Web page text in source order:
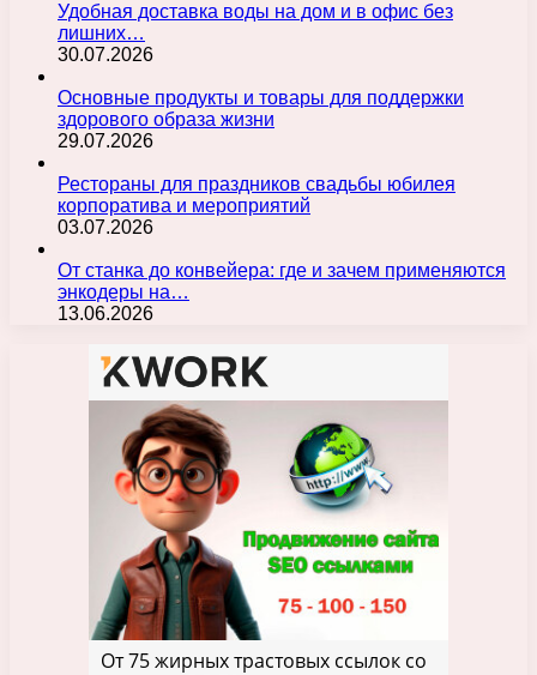
Удобная доставка воды на дом и в офис без
лишних…
30.07.2026
Основные продукты и товары для поддержки
здорового образа жизни
29.07.2026
Рестораны для праздников свадьбы юбилея
корпоратива и мероприятий
03.07.2026
От станка до конвейера: где и зачем применяются
энкодеры на…
13.06.2026